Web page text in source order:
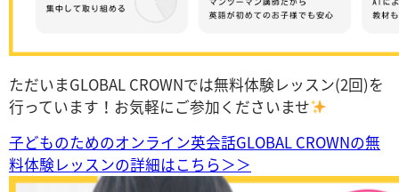
ただいまGLOBAL CROWNでは無料体験レッスン(2回)を
行っています！お気軽にご参加くださいませ
子どものためのオンライン英会話GLOBAL CROWNの無
料体験レッスンの詳細はこちら＞＞